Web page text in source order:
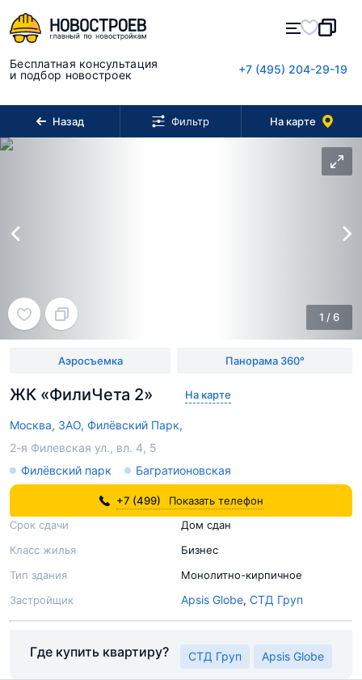
Бесплатная консультация
и подбор новостроек
+7 (495) 204-29-19
Назад Фильтр На карте
ЖК «ФилиЧета 2» На карте
Москва, ЗАО, Филёвский Парк,
2-я Филевская ул., вл. 4, 5
Филёвский парк
Багратионовская
Аэросъемка Панорама 360°
1 /6
Срок сдачи
Дом сдан
Класс жилья
Бизнес
Тип здания
Монолитно-кирпичное
Застройщик
Apsis Globe, СТД Груп
+7 (499) Показать телефон
Где купить квартиру? СТД Груп Apsis Globe